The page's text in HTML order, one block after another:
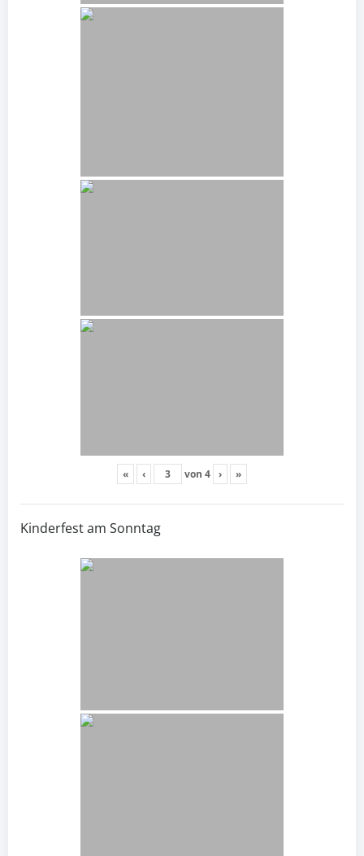
« ‹ von 4 › »
Kinderfest am Sonntag